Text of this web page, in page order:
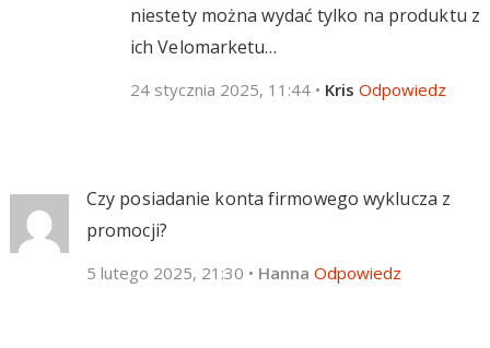
niestety można wydać tylko na produktu z
ich Velomarketu…
24 stycznia 2025, 11:44 • Kris Odpowiedz
Czy posiadanie konta firmowego wyklucza z
promocji?
5 lutego 2025, 21:30 • Hanna Odpowiedz